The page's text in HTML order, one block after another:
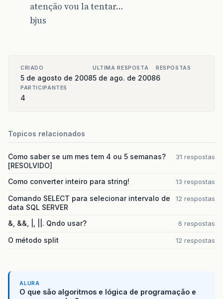
atenção vou la tentar…
bjus
CRIADO
5 de agosto de 2008
ULTIMA RESPOSTA
5 de ago. de 2008
RESPOSTAS
6
PARTICIPANTES
4
Topicos relacionados
Como saber se um mes tem 4 ou 5 semanas?
[RESOLVIDO]
31 respostas
Como converter inteiro para string! 13 respostas
Comando SELECT para selecionar intervalo de
data SQL SERVER
12 respostas
&, &&, |, ||. Qndo usar? 6 respostas
O método split 12 respostas
ALURA
O que são algoritmos e lógica de programação e